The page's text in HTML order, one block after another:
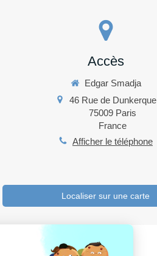
Accès
Edgar Smadja
46 Rue de Dunkerque
75009 Paris
France
Afficher le téléphone
Localiser sur une carte